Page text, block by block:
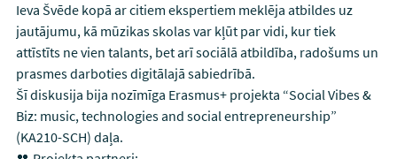
Ieva Švēde kopā ar citiem ekspertiem meklēja atbildes uz
jautājumu, kā mūzikas skolas var kļūt par vidi, kur tiek
attīstīts ne vien talants, bet arī sociālā atbildība, radošums un
prasmes darboties digitālajā sabiedrībā.
Šī diskusija bija nozīmīga Erasmus+ projekta “Social Vibes &
Biz: music, technologies and social entrepreneurship”
(KA210-SCH) daļa.